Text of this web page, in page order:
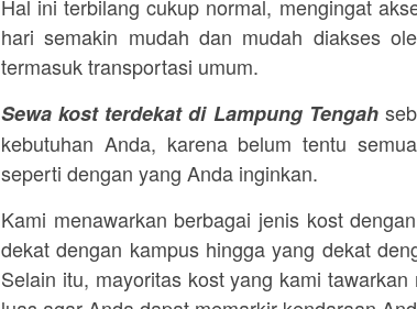
Hal ini terbilang cukup normal, mengingat
hari semakin mudah dan mudah diakses
termasuk transportasi umum.
Sewa kost terdekat di Lampung Tengah
kebutuhan Anda, karena belum tentu
seperti dengan yang Anda inginkan.
Kami menawarkan berbagai jenis kost
dekat dengan kampus hingga yang dekat
Selain itu, mayoritas kost yang kami